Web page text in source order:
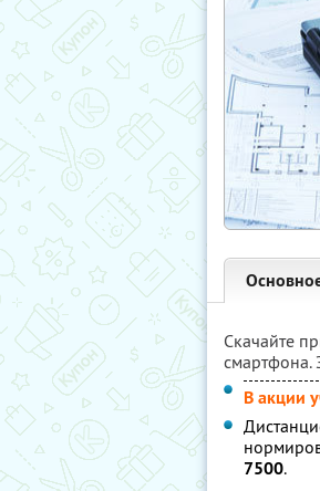
Скачайте
смартфона.
В акции
7500.